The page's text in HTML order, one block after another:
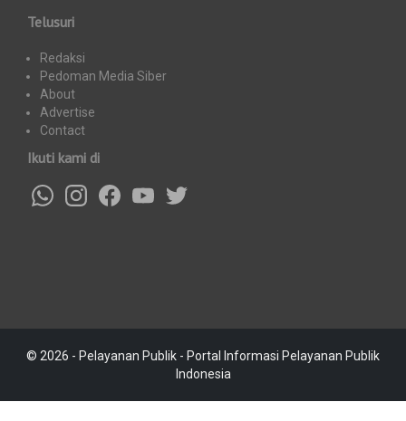
Telusuri
Redaksi
Pedoman Media Siber
About
Advertise
Contact
Ikuti kami di
© 2026 - Pelayanan Publik - Portal Informasi Pelayanan Publik
Indonesia